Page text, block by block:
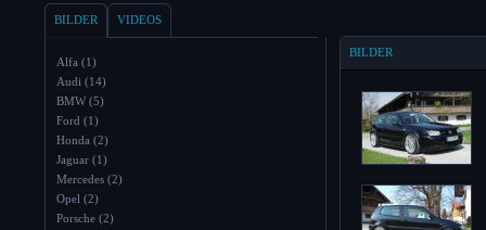
BILDER VIDEOS
Alfa (1)
Audi (14)
BMW (5)
Ford (1)
Honda (2)
Jaguar (1)
Mercedes (2)
Opel (2)
Porsche (2)
BILDER